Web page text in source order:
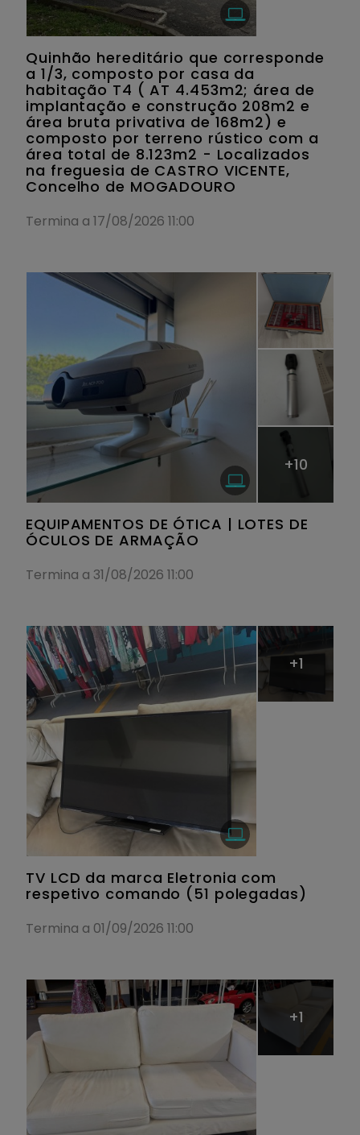
Quinhão hereditário que corresponde
a 1/3, composto por casa da
habitação T4 ( AT 4.453m2; área de
implantação e construção 208m2 e
área bruta privativa de 168m2) e
composto por terreno rústico com a
área total de 8.123m2 - Localizados
na freguesia de CASTRO VICENTE,
Concelho de MOGADOURO
Termina a 17/08/2026 11:00
+10
EQUIPAMENTOS DE ÓTICA | LOTES DE
ÓCULOS DE ARMAÇÃO
Termina a 31/08/2026 11:00
+1
TV LCD da marca Eletronia com
respetivo comando (51 polegadas)
Termina a 01/09/2026 11:00
+1